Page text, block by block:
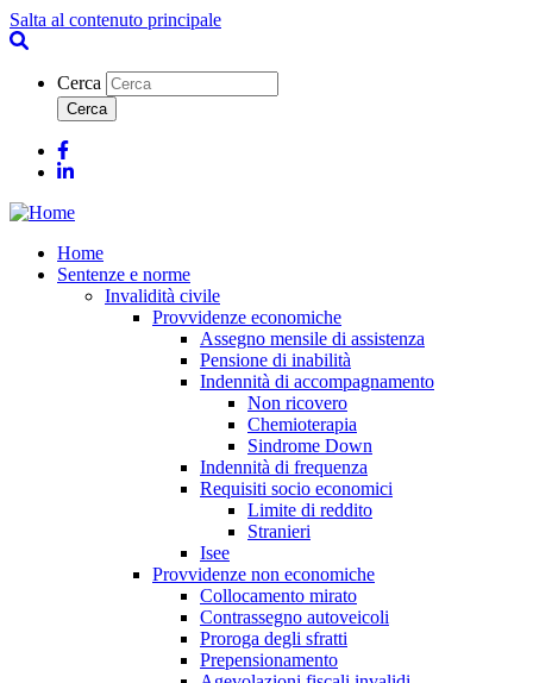
Salta al contenuto principale
Cerca
Facebook
Linkedin
Home
Sentenze e norme
Invalidità civile
Provvidenze economiche
Assegno mensile di assistenza
Pensione di inabilità
Indennità di accompagnamento
Non ricovero
Chemioterapia
Sindrome Down
Indennità di frequenza
Requisiti socio economici
Limite di reddito
Stranieri
Isee
Provvidenze non economiche
Collocamento mirato
Contrassegno autoveicoli
Proroga degli sfratti
Prepensionamento